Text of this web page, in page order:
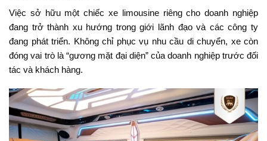
Việc sở hữu một chiếc xe limousine riêng cho doanh nghiệp
đang trở thành xu hướng trong giới lãnh đạo và các công ty
đang phát triển. Không chỉ phục vụ nhu cầu di chuyển, xe còn
đóng vai trò là “gương mặt đại diện” của doanh nghiệp trước đối
tác và khách hàng.